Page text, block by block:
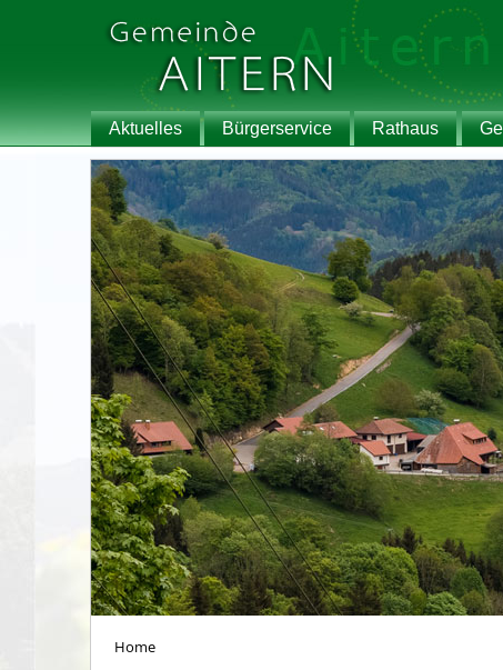
Aktuelles Bürgerservice Rathaus
Home